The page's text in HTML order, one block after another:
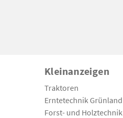
Kleinanzeigen
Traktoren
Erntetechnik Grünland
Forst- und Holztechnik